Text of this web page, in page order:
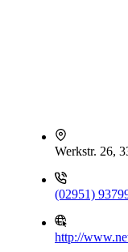
Werkstr. 26,
(02951)
http://